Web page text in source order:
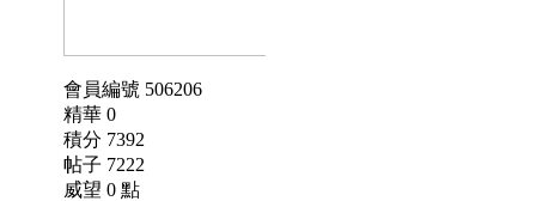
會員編號 506206
精華 0
積分 7392
帖子 7222
威望 0 點